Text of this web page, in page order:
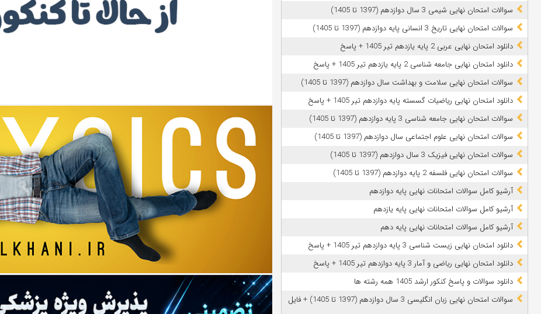
سوالات امتحان نهایی شیمی 3 سال دوازدهم (1397 تا 1405)
سوالات امتحان نهایی تاریخ 3 انسانی پایه دوازدهم (1397 تا 1405)
دانلود امتحان نهایی عربی 2 پایه یازدهم تیر 1405 + پاسخ
دانلود امتحان نهایی جامعه شناسی 2 پایه یازدهم تیر 1405 + پاسخ
سوالات امتحان نهایی سلامت و بهداشت سال دوازدهم (1397 تا 1405)
دانلود امتحان نهایی ریاضیات گسسته پایه دوازدهم تیر 1405 + پاسخ
سوالات امتحان نهایی جامعه شناسی 3 پایه دوازدهم (1397 تا 1405)
سوالات امتحان نهایی علوم اجتماعی سال دوازدهم (1397 تا 1405)
سوالات امتحان نهایی فیزیک 3 سال دوازدهم (1397 تا 1405)
سوالات امتحان نهایی فلسفه 2 پایه دوازدهم (1397 تا 1405)
آرشیو کامل سوالات امتحانات نهایی پایه دوازدهم
آرشیو کامل سوالات امتحانات نهایی پایه یازدهم
آرشیو کامل سوالات امتحانات نهایی پایه دهم
دانلود امتحان نهایی زیست شناسی 3 پایه دوازدهم تیر 1405 + پاسخ
دانلود امتحان نهایی ریاضی و آمار 3 پایه دوازدهم تیر 1405 + پاسخ
دانلود سوالات و پاسخ کنکور ارشد 1405 همه رشته ها
سوالات امتحان نهایی زبان انگلیسی 3 سال دوازدهم (1397 تا 1405) + فایل